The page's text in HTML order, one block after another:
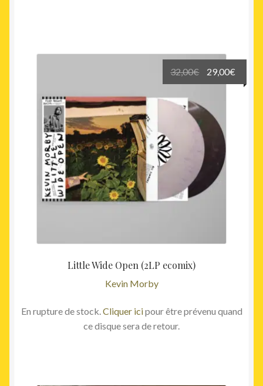
Little Wide Open (2LP ecomix)
Kevin Morby
32,00€
Le
prix
était :
32,00€.
29,00€
prix
En rupture de stock.Cliquer icipour être prévenu quand
ce disque sera de retour.